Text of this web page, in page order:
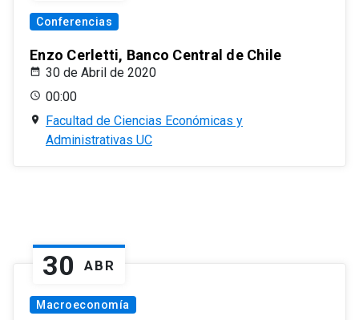
Conferencias
Enzo Cerletti, Banco Central de Chile
30 de Abril de 2020
00:00
Facultad de Ciencias Económicas y
Administrativas UC
30 ABR
Macroeconomía